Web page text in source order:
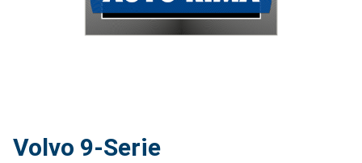
Volvo 9-Serie